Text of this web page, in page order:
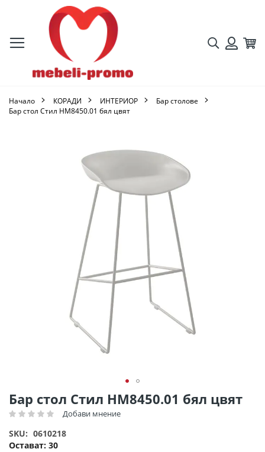
Търсене
Начало КОРАДИ ИНТЕРИОР
Бар столове
Бар стол Стил HM8450.01 бял цвят
Бар стол Стил HM8450.01 бял цвят
Рейтинг: Добави мнение
Остават: 30
SKU 0610218
Преминете
към
началото
на
галерия